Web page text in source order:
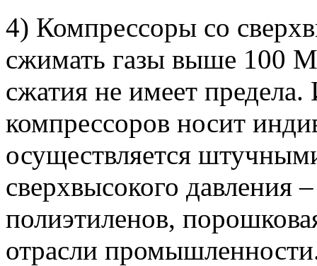
4) Компрессоры со
сжимать газы выше 100
сжатия не имеет
компрессоров носит
осуществляется
сверхвысокого давления
полиэтиленов,
отрасли